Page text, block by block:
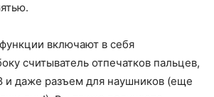
включают в себя
считыватель отпечатков пальцев,
и даже разъем для наушников (еще